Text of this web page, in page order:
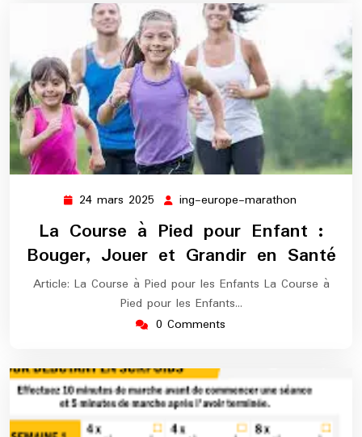
24 mars 2025 24
mars
2025
ing-europe-marathon
europe-
marathon
La Course à Pied pour Enfant :
Bouger, Jouer et Grandir en Santé
Article: La Course à Pied pour les Enfants La Course à
Pied pour les Enfants…
0 Comments